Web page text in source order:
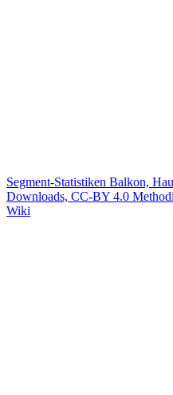
Segment-Statistiken Balkon,
Downloads, CC-BY 4.0
Wiki